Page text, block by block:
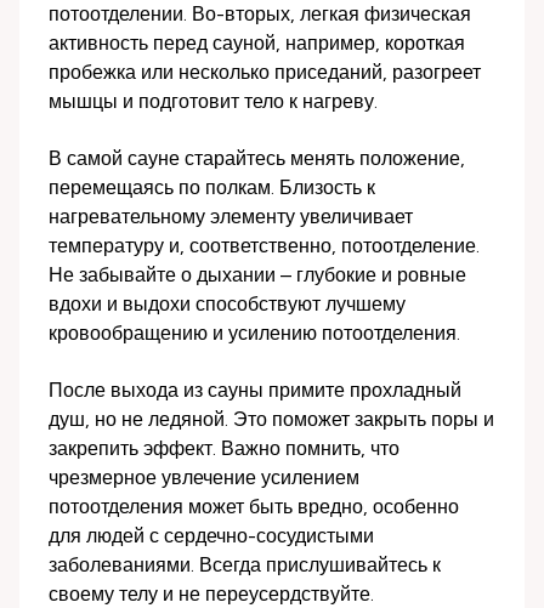
потоотделении. Во-вторых, легкая физическая
активность перед сауной, например, короткая
пробежка или несколько приседаний, разогреет
мышцы и подготовит тело к нагреву.
В самой сауне старайтесь менять положение,
перемещаясь по полкам. Близость к
нагревательному элементу увеличивает
температуру и, соответственно, потоотделение.
Не забывайте о дыхании – глубокие и ровные
вдохи и выдохи способствуют лучшему
кровообращению и усилению потоотделения.
После выхода из сауны примите прохладный
душ, но не ледяной. Это поможет закрыть поры и
закрепить эффект. Важно помнить, что
чрезмерное увлечение усилением
потоотделения может быть вредно, особенно
для людей с сердечно-сосудистыми
заболеваниями. Всегда прислушивайтесь к
своему телу и не переусердствуйте.